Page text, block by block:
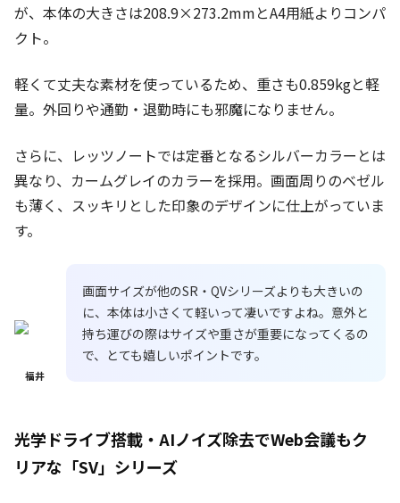
が、本体の大きさは208.9×273.2mmとA4用紙よりコンパ
クト。
軽くて丈夫な素材を使っているため、重さも0.859kgと軽
量。外回りや通勤・退勤時にも邪魔になりません。
さらに、レッツノートでは定番となるシルバーカラーとは
異なり、カームグレイのカラーを採用。画面周りのベゼル
も薄く、スッキリとした印象のデザインに仕上がっていま
す。
福井
画面サイズが他のSR・QVシリーズよりも大きいの
に、本体は小さくて軽いって凄いですよね。意外と
持ち運びの際はサイズや重さが重要になってくるの
で、とても嬉しいポイントです。
光学ドライブ搭載・AIノイズ除去でWeb会議もク
リアな「SV」シリーズ